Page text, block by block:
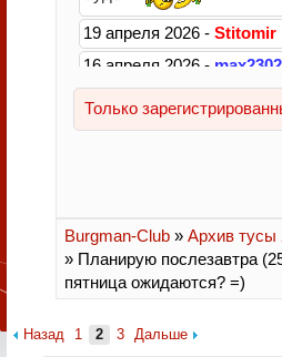
Burgman-Club » Архив тусы
» Планирую послезавтра
пятница ожидаются? =)
Назад 1 2 3 Дальше